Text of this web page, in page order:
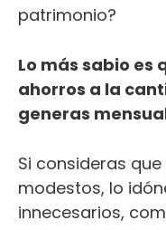
patrimonio?
Lo más sabio es
ahorros a la
generas
Si consideras
modestos, lo
innecesarios,